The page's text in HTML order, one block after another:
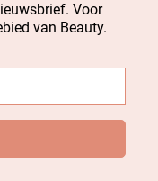
Voor
van Beauty.